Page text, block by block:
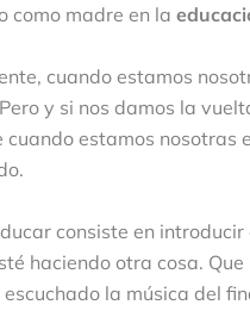
como madre en la
cuando estamos
y si nos damos la
cuando estamos nosotras
consiste en
haciendo otra cosa.
escuchado la música del